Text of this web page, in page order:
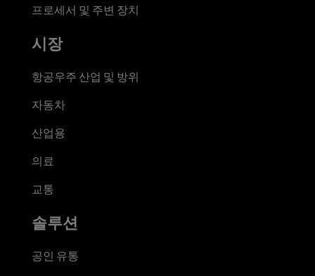
프로세서 및 주변 장치
시장
항공우주 산업 및 방위
자동차
산업용
의료
교통
솔루션
공인 유통